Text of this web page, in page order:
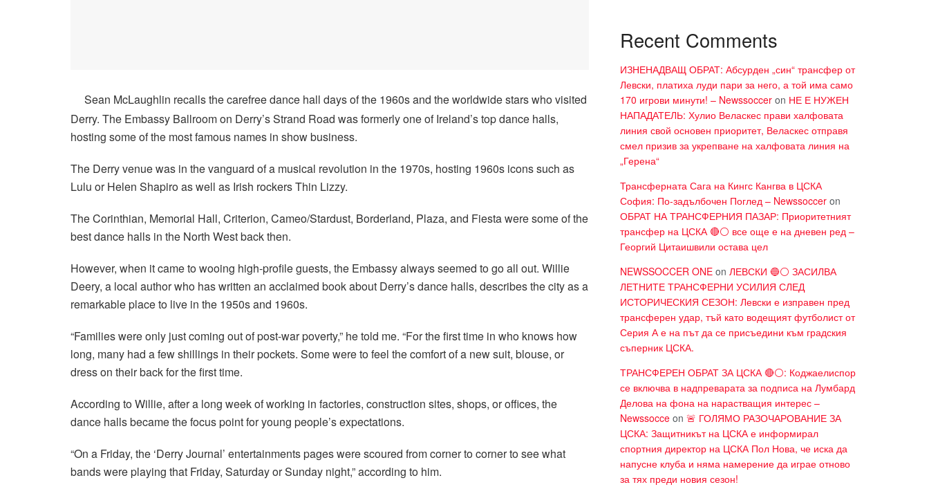
Sean McLaughlin recalls the carefree dance hall days of the 1960s and the worldwide stars who visited
Derry. The Embassy Ballroom on Derry’s Strand Road was formerly one of Ireland’s top dance halls,
hosting some of the most famous names in show business.
The Derry venue was in the vanguard of a musical revolution in the 1970s, hosting 1960s icons such as
Lulu or Helen Shapiro as well as Irish rockers Thin Lizzy.
The Corinthian, Memorial Hall, Criterion, Cameo/Stardust, Borderland, Plaza, and Fiesta were some of the
best dance halls in the North West back then.
However, when it came to wooing high-profile guests, the Embassy always seemed to go all out. Willie
Deery, a local author who has written an acclaimed book about Derry’s dance halls, describes the city as a
remarkable place to live in the 1950s and 1960s.
“Families were only just coming out of post-war poverty,” he told me. “For the first time in who knows how
long, many had a few shillings in their pockets. Some were to feel the comfort of a new suit, blouse, or
dress on their back for the first time.
According to Willie, after a long week of working in factories, construction sites, shops, or offices, the
dance halls became the focus point for young people’s expectations.
“On a Friday, the ‘Derry Journal’ entertainments pages were scoured from corner to corner to see what
bands were playing that Friday, Saturday or Sunday night,” according to him.
Recent Comments
ИЗНЕНАДВАЩ ОБРАТ: Абсурден „син“ трансфер от
Левски, платиха луди пари за него, а той има само
170 игрови минути! – Newssoccer on НЕ Е НУЖЕН
НАПАДАТЕЛЬ: Хулио Веласкес прави халфовата
линия свой основен приоритет, Веласкес отправя
смел призив за укрепване на халфовата линия на
„Герена“
Трансферната Сага на Кингс Кангва в ЦСКА
София: По-задълбочен Поглед – Newssoccer on
ОБРАТ НА ТРАНСФЕРНИЯ ПАЗАР: Приоритетният
трансфер на ЦСКА 🔴⚪ все още е на дневен ред –
Георгий Цитаишвили остава цел
NEWSSOCCER ONE on ЛЕВСКИ 🔵⚪ ЗАСИЛВА
ЛЕТНИТЕ ТРАНСФЕРНИ УСИЛИЯ СЛЕД
ИСТОРИЧЕСКИЯ СЕЗОН: Левски е изправен пред
трансферен удар, тъй като водещият футболист от
Серия А е на път да се присъедини към градския
съперник ЦСКА.
ТРАНСФЕРЕН ОБРАТ ЗА ЦСКА 🔴⚪: Коджаелиспор
се включва в надпреварата за подписа на Лумбард
Делова на фона на нарастващия интерес –
Newssocce on 🚨 ГОЛЯМО РАЗОЧАРОВАНИЕ ЗА
ЦСКА: Защитникът на ЦСКА е информирал
спортния директор на ЦСКА Пол Нова, че иска да
напусне клуба и няма намерение да играе отново
за тях преди новия сезон!